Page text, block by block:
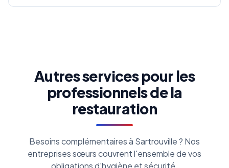
Autres services pour les
professionnels de la
restauration
Besoins complémentaires à Sartrouville ? Nos
entreprises sœurs couvrent l'ensemble de vos
obligations d'hygiène et sécurité.